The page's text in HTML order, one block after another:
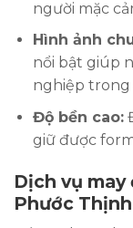
người mặc
Hình ảnh
nổi bật giúp
nghiệp trong
Độ bền cao:
giữ được
Dịch vụ
Phước Thịnh